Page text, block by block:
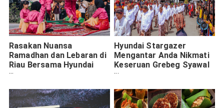
Rasakan Nuansa
Ramadhan dan Lebaran di
Riau Bersama Hyundai
Stargazer
Hyundai Stargazer
Mengantar Anda Nikmati
Keseruan Grebeg Syawal
di Yogyakarta